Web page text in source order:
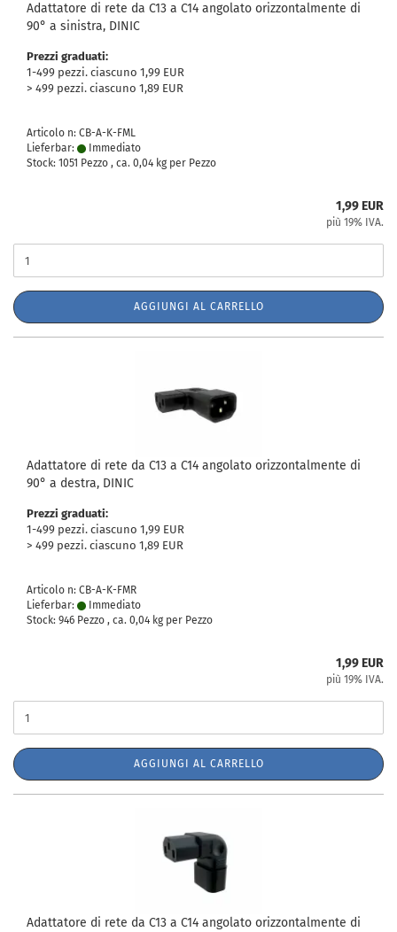
Adattatore di rete da C13 a C14 angolato orizzontalmente di
90° a sinistra, DINIC
Prezzi graduati:
1-499 pezzi. ciascuno 1,99 EUR
> 499 pezzi. ciascuno 1,89 EUR
Articolo n: CB-A-K-FML
Lieferbar:
Immediato
Stock: 1051 Pezzo , ca. 0,04 kg per Pezzo
1,99 EUR
più 19% IVA.
AGGIUNGI AL CARRELLO
Adattatore di rete da C13 a C14 angolato orizzontalmente di
90° a destra, DINIC
Prezzi graduati:
1-499 pezzi. ciascuno 1,99 EUR
> 499 pezzi. ciascuno 1,89 EUR
Articolo n: CB-A-K-FMR
Lieferbar:
Immediato
Stock: 946 Pezzo , ca. 0,04 kg per Pezzo
1,99 EUR
più 19% IVA.
AGGIUNGI AL CARRELLO
Adattatore di rete da C13 a C14 angolato orizzontalmente di